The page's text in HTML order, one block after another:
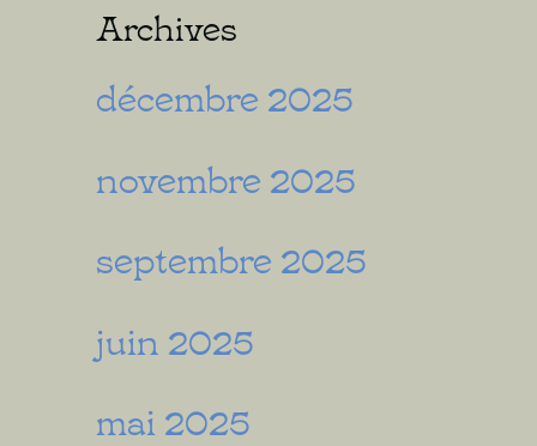
Archives
décembre 2025
novembre 2025
septembre 2025
juin 2025
mai 2025